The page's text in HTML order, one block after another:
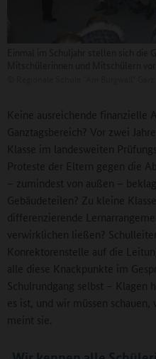
Keine ausreichende finanzielle
Ganztagsbereich? Vor zwei
Klasse im landesweiten
Proteste der Eltern gegen die
– zumindest von außen –
Gebäudeteilen? Zu kleine
differenzierende
verwirklichen ließen?
Konrektorenstelle auf die
alle diese Knackpunkte im
Schulrundgang selbst – Klagen
es ist, und wir müssen
meint sie.